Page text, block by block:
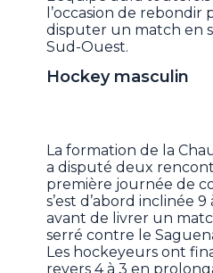
l’occasion de rebondir
disputer un match en
Sud-Ouest.
Hockey masculin
La formation de la
a disputé deux
première journée de
s’est d’abord inclinée 9
avant de livrer un
serré contre le
Les hockeyeurs ont
revers 4 à 3 en